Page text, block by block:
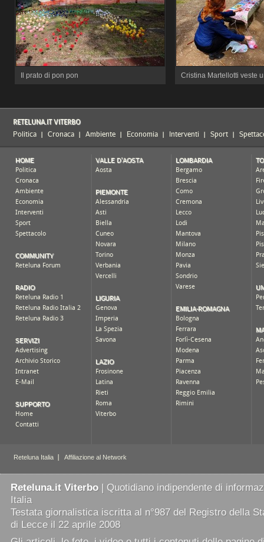
Il prato di pon pon Cristina Martellotti veste
Reteluna.it Viterbo | Quotidiano indipendente di
Italia
Testata giornalistica iscritta al n°987 del Registro della
di Lecce il 22 aprile 2008